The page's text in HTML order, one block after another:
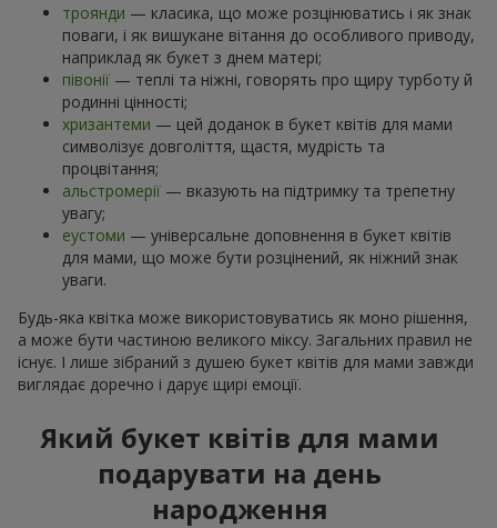
троянди — класика, що може розцінюватись і як знак
поваги, і як вишукане вітання до особливого приводу,
наприклад як букет з днем матері;
півонії — теплі та ніжні, говорять про щиру турботу й
родинні цінності;
хризантеми — цей доданок в букет квітів для мами
символізує довголіття, щастя, мудрість та
процвітання;
альстромерії — вказують на підтримку та трепетну
увагу;
еустоми — універсальне доповнення в букет квітів
для мами, що може бути розцінений, як ніжний знак
уваги.
Будь-яка квітка може використовуватись як моно рішення,
а може бути частиною великого міксу. Загальних правил не
існує. І лише зібраний з душею букет квітів для мами завжди
виглядає доречно і дарує щирі емоції.
Який букет квітів для мами
подарувати на день
народження